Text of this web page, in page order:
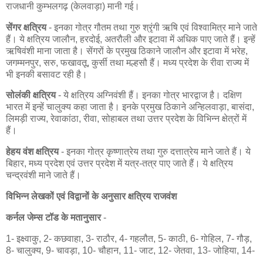
राजधानी कुम्भलगढ़ (केलवाड़ा) मानी गई।
सेंगर क्षत्रिय- इनका गोत्र गौतम तथा गुरु श्रृंगी ऋषि एवं विश्वामित्र माने जाते
हैं। ये क्षत्रिय जालौन, हरदोई, अतरौली और इटावा में अधिक पाए जाते हैं। इन्हें
ऋषिवंशी माना जाता है। सेंगरों के प्रमुख ठिकाने जालौन और इटावा में भरेह,
जगम्मनपुर, सरु, फखावतू, कुर्सी तथा मल्हसौ हैं। मध्य प्रदेश के रीवा राज्य में
भी इनकी बसावट रही है।
सोलंकी क्षत्रिय- ये क्षत्रिय अग्निवंशी हैं। इनका गोत्र भारद्वाज है। दक्षिण
भारत में इन्हें चालुक्य कहा जाता है। इनके प्रमुख ठिकाने अन्हिलवाड़ा, बासंदा,
लिमड़ी राज्य, रेवाकांठा, रीवा, सोहाबल तथा उत्तर प्रदेश के विभिन्न क्षेत्रों में
हैं।
हेहय वंश क्षत्रिय- इनका गोत्र कृष्णात्रेय तथा गुरु दत्तात्रेय माने जाते हैं। ये
बिहार, मध्य प्रदेश एवं उत्तर प्रदेश में यत्र-तत्र पाए जाते हैं। ये क्षत्रिय
चन्द्रवंशी माने जाते हैं।
विभिन्न लेखकों एवं विद्वानों के अनुसार क्षत्रिय राजवंश
कर्नल जेम्स टॉड के मतानुसार-
1- इक्ष्वाकु, 2- कछवाहा, 3- राठौर, 4- गहलौत, 5- काठी, 6- गोहिल, 7- गौड़,
8- चालुक्य, 9- चावड़ा, 10- चौहान, 11- जाट, 12- जेतवा, 13- जोहिया, 14-